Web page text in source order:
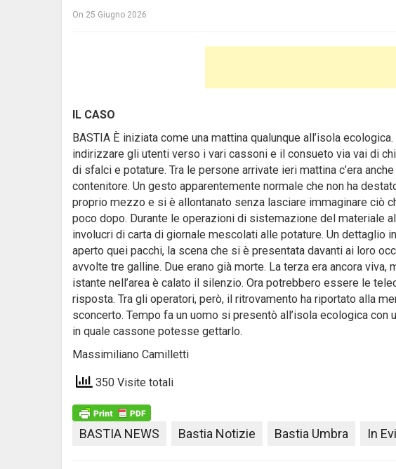
On 25 Giugno 2026
IL CASO
BASTIA È iniziata come una mattina qualunque all’isola
indirizzare gli utenti verso i vari cassoni e il consueto via vai di
di sfalci e potature. Tra le persone arrivate ieri mattina c’era
contenitore. Un gesto apparentemente normale che non ha
proprio mezzo e si è allontanato senza lasciare immaginare ciò
poco dopo. Durante le operazioni di sistemazione del materiale
involucri di carta di giornale mescolati alle potature. Un dettaglio
aperto quei pacchi, la scena che si è presentata davanti ai loro
avvolte tre galline. Due erano già morte. La terza era ancora
istante nell’area è calato il silenzio. Ora potrebbero essere le
risposta. Tra gli operatori, però, il ritrovamento ha riportato alla
sconcerto. Tempo fa un uomo si presentò all’isola ecologica con
in quale cassone potesse gettarlo.
Massimiliano Camilletti
350 Visite totali
BASTIA NEWS Bastia Notizie Bastia Umbra In